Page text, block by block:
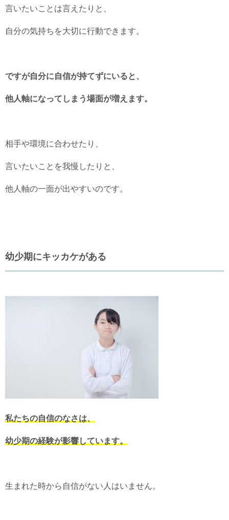
言いたいことは言えたりと、
自分の気持ちを大切に行動できます。
ですが自分に自信が持てずにいると、
他人軸になってしまう場面が増えます。
相手や環境に合わせたり、
言いたいことを我慢したりと、
他人軸の一面が出やすいのです。
幼少期にキッカケがある
私たちの自信のなさは、
幼少期の経験が影響しています。
生まれた時から自信がない人はいません。